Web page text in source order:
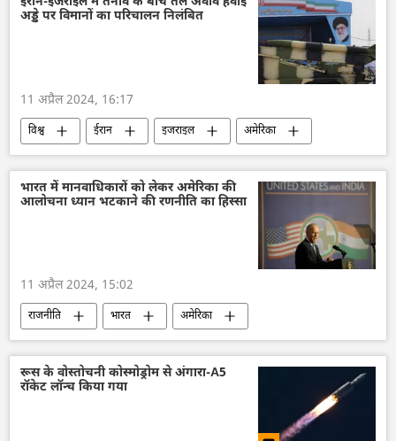
अर्थव्यवस्था
जो बाइडन
अड्डे पर विमानों का परिचालन निलंबित
11 अप्रैल 2024, 16:17
विश्व ईरान इजराइल
अमेरिका
सीरिया
मध्य पूर्व
इस्लामी क्रांतिकारी गार्ड कोर
बैलिस्टिक मिसाइल
राजदूतावास
रक्षा मंत्रालय (MoD)
भारत में मानवाधिकारों को लेकर अमेरिका की
आलोचना ध्यान भटकाने की रणनीति का हिस्सा
11 अप्रैल 2024, 15:02
राजनीति भारत
अमेरिका
अमेरिकी डेमोक्रेट
राष्ट्रीय सुरक्षा
यूएन सुरक्षा परिषद
नागरिकता
रूस के वोस्तोचनी कोस्मोड्रोम से अंगारा-A5
रॉकेट लॉन्च किया गया